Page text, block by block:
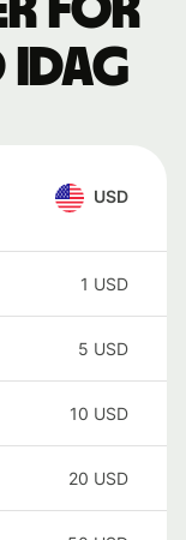
idag
USD
1 USD
5 USD
10 USD
20 USD